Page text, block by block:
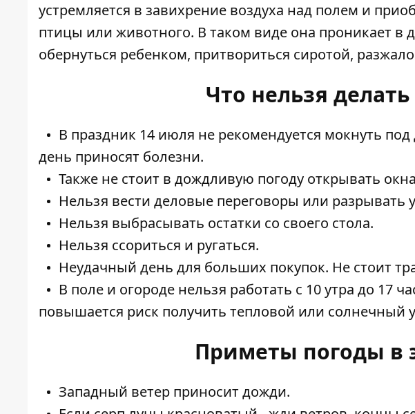
устремляется в завихрение воздуха над полем и
птицы или животного. В таком виде она проникает в
обернуться ребенком, притвориться сиротой,
Что нельзя
В праздник 14 июля не рекомендуется мокнуть
день приносят болезни.
Также не стоит в дождливую погоду открывать
Нельзя вести деловые переговоры или разрывать
Нельзя выбрасывать остатки со своего стола.
Нельзя ссориться и ругаться.
Неудачный день для больших покупок. Не стоит
В поле и огороде нельзя работать с 10 утра до 17
повышается риск получить тепловой или солнечный
Приметы погоды в
Западный ветер приносит дожди.